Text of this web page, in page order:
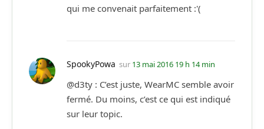
qui me convenait parfaitement :'(
SpookyPowa sur 13 mai 2016 19 h 14 min
@d3ty : C’est juste, WearMC semble avoir
fermé. Du moins, c’est ce qui est indiqué
sur leur topic.